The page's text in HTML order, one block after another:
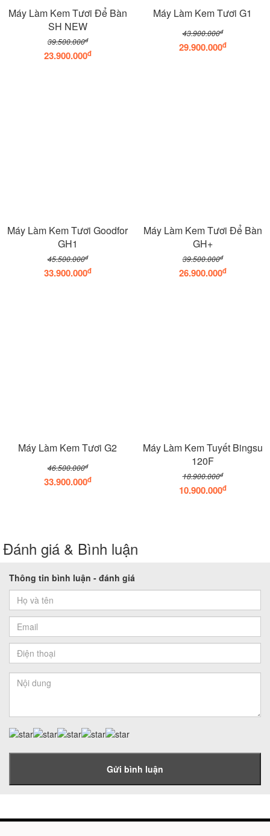
Máy Làm Kem Tươi Để Bàn
SH NEW
39.500.000đ
23.900.000đ
Máy Làm Kem Tươi G1
43.900.000đ
29.900.000đ
Máy Làm Kem Tươi Goodfor
GH1
45.500.000đ
33.900.000đ
Máy Làm Kem Tươi Để Bàn
GH+
39.500.000đ
26.900.000đ
Máy Làm Kem Tươi G2
46.500.000đ
33.900.000đ
Máy Làm Kem Tuyết Bingsu
120F
18.900.000đ
10.900.000đ
Đánh giá & Bình luận
Thông tin bình luận - đánh giá
Gửi bình luận